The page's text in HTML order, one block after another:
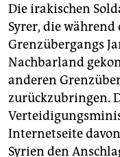
Die irakischen
Syrer, die während
Grenzübergangs
Nachbarland
anderen
zurückzubringen.
Internetseite
Syrien den